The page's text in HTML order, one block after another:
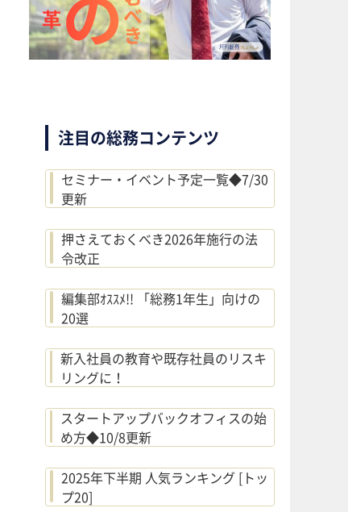
注目の総務コンテンツ
セミナー・イベント予定一覧◆7/30
更新
押さえておくべき2026年施行の法
令改正
編集部ｵｽｽﾒ!! 「総務1年生」向けの
20選
新入社員の教育や既存社員のリスキ
リングに！
スタートアップバックオフィスの始
め方◆10/8更新
2025年下半期 人気ランキング [トッ
プ20]